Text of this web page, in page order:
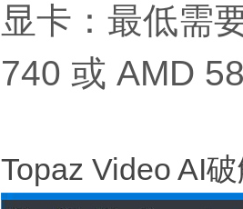
显卡：最低需
740 或 AMD
Topaz Video AI